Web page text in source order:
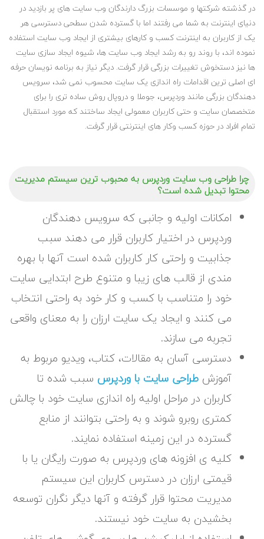
در گذشته شرکتها و موسسات بزرگ دارندگان وب سایت های پر بازدید در
دنیای اینترنت به شما می رفتند اما با گسترده شدن سطحی دسترسی هر
یک از کاربران به اینترنت کسب و کارهای بیشتری از ایجاد وب سایت استفاده
نموده اند، با روند رو به رشد ایجاد وب سایت ها، شیوه ایجاد سازی سایت
ها نیز دستخوش تغییرات بزرگی قرار گرفت. دیگر نیاز به برنامه نویسان حرفه
ای اصلی ترین اقدامات راه اندازی یک سایت محسوب نمی شد، سرویس
دهندگان بزرگی مانند وردپرس، جوملا و دروپال روش ساده تری را برای
متخصصان سایت و حتی کاربران معمولی ایجاد ساختند که مورد استقبال
تمام افراد در حوزه کسب وکار های اینترنتی قرار گرفت.
چرا طراحی وب سایت وردپرس به محبوب ترین سیستم مدیریت
محتوا تبدیل شده است؟
امکانات اولیه و جانبی که سرویس دهندگان
وردپرس در اختیار کاربران قرار می دهند سبب
جذابیت و راحتی کار کاربران شده است آنها با بهره
مندی از قالب های زیبا و متنوع طرح ابتدایی سایت
خود را متناسب با کسب و کار خود به راحتی انتخاب
می کنند و ایجاد یک سایت ارزان را به معنای واقعی
تجربه می سازند.
دسترسی آسان به مقالات، کتاب، ویدیو مربوط به
آموزش طراحی سایت با وردپرس سبب شده تا
کاربران در مراحل اولیه راه اندازی سایت خود با چالش
کمتری روبرو شوند و به راحتی بتوانند از منابع
گسترده در این زمینه استفاده نمایند.
کلیه ی افزونه های وردپرس به صورت رایگان یا با
قیمتی ارزان در دسترس کاربران این سیستم
مدیریت محتوا قرار گرفته و آنها دیگر نگران توسعه
بخشیدن به سایت خود نیستند.